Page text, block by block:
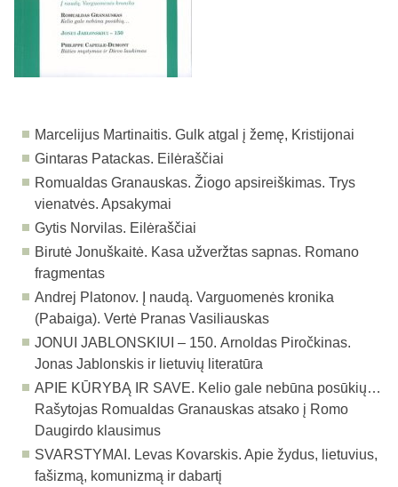
Marcelijus Martinaitis. Gulk atgal į žemę, Kristijonai
Gintaras Patackas. Eilėraščiai
Romualdas Granauskas. Žiogo apsireiškimas. Trys
vienatvės. Apsakymai
Gytis Norvilas. Eilėraščiai
Birutė Jonuškaitė. Kasa užveržtas sapnas. Romano
fragmentas
Andrej Platonov. Į naudą. Varguomenės kronika
(Pabaiga). Vertė Pranas Vasiliauskas
JONUI JABLONSKIUI – 150.Arnoldas Piročkinas.
Jonas Jablonskis ir lietuvių literatūra
APIE KŪRYBĄ IR SAVE. Kelio gale nebūna posūkių…
Rašytojas Romualdas Granauskas atsako į Romo
Daugirdo klausimus
SVARSTYMAI. Levas Kovarskis. Apie žydus, lietuvius,
fašizmą, komunizmą ir dabartį